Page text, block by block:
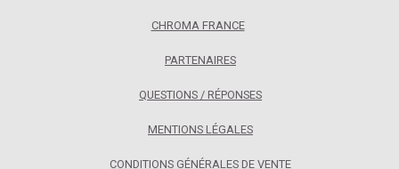
CHROMA FRANCE
PARTENAIRES
QUESTIONS / RÉPONSES
MENTIONS LÉGALES
CONDITIONS GÉNÉRALES DE VENTE